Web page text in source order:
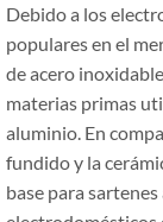
Debido a los
populares en el
de acero
materias primas
aluminio. En
fundido y la
base para